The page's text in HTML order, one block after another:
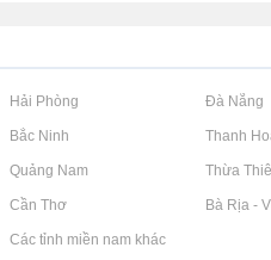
Hải Phòng Rao vặt tại Đà Nẵng
Bắc Ninh Rao vặt tại Thanh
Quảng Nam Rao vặt tại Thừa
Cần Thơ Rao vặt tại Bà Rịa -
Các tỉnh miền nam khác